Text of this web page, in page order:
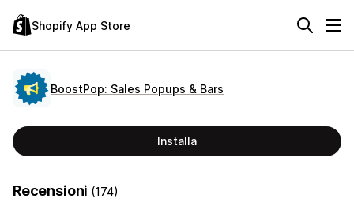
Shopify App Store
BoostPop: Sales Popups & Bars
Installa
Recensioni (174)